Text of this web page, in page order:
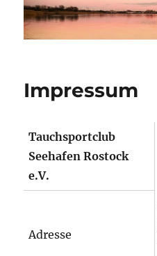
Impressum
Tauchsportclub
Seehafen Rostock
e.V.
Adresse